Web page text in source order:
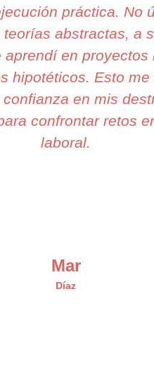
práctica. No
abstractas, a
aprendí en proyectos
hipotéticos. Esto me
en mis
confrontar retos
laboral.
Mar
Díaz